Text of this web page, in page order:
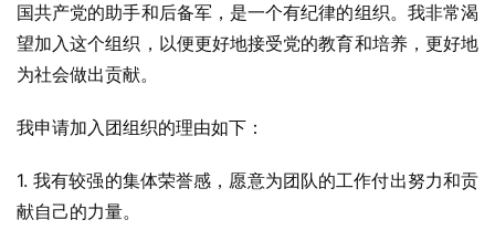
国共产党的助手和后备军，是一个有纪律的组织。我非常渴
望加入这个组织，以便更好地接受党的教育和培养，更好地
为社会做出贡献。
我申请加入团组织的理由如下：
1. 我有较强的集体荣誉感，愿意为团队的工作付出努力和贡
献自己的力量。